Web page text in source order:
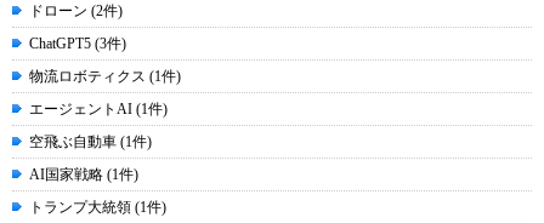
ドローン (2件)
ChatGPT5 (3件)
物流ロボティクス (1件)
エージェントAI (1件)
空飛ぶ自動車 (1件)
AI国家戦略 (1件)
トランプ大統領 (1件)